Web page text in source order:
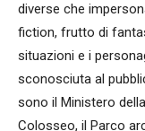
diverse che
fiction, frutto di
situazioni e i
sconosciuta al
sono il Ministero
Colosseo, il Parco